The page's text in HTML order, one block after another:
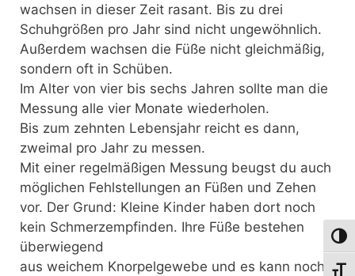
wachsen in dieser Zeit rasant. Bis zu drei
Schuhgrößen pro Jahr sind nicht ungewöhnlich.
Außerdem wachsen die Füße nicht gleichmäßig,
sondern oft in Schüben.
Im Alter von vier bis sechs Jahren sollte man die
Messung alle vier Monate wiederholen.
Bis zum zehnten Lebensjahr reicht es dann,
zweimal pro Jahr zu messen.
Mit einer regelmäßigen Messung beugst du auch
möglichen Fehlstellungen an Füßen und Zehen
vor. Der Grund: Kleine Kinder haben dort noch
kein Schmerzempfinden. Ihre Füße bestehen
überwiegend
aus weichem Knorpelgewebe und es kann noch